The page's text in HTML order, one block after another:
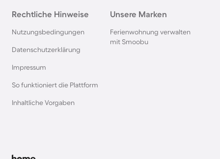
Chalets in Frankreich
Chalets in der Schweiz
Rechtliche Hinweise
Nutzungsbedingungen
Datenschutzerklärung
Impressum
So funktioniert die Plattform
Inhaltliche Vorgaben
Unsere Marken
Ferienwohnung verwalten
mit Smoobu